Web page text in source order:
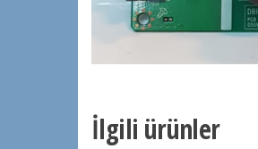
İlgili ürünler